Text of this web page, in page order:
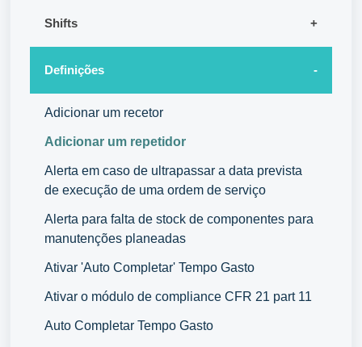
Shifts
Definições
Adicionar um recetor
Adicionar um repetidor
Alerta em caso de ultrapassar a data prevista
de execução de uma ordem de serviço
Alerta para falta de stock de componentes para
manutenções planeadas
Ativar 'Auto Completar' Tempo Gasto
Ativar o módulo de compliance CFR 21 part 11
Auto Completar Tempo Gasto